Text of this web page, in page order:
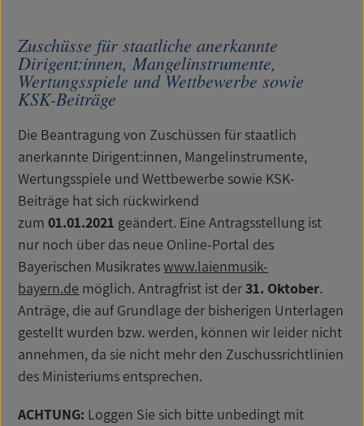
Zuschüsse für staatliche anerkannte
Dirigent:innen, Mangelinstrumente,
Wertungsspiele und Wettbewerbe sowie
KSK-Beiträge
Die Beantragung von Zuschüssen für staatlich
anerkannte Dirigent:innen, Mangelinstrumente,
Wertungsspiele und Wettbewerbe sowie KSK-
Beiträge hat sich rückwirkend
zum01.01.2021 geändert. Eine Antragsstellung ist
nur noch über das neue Online-Portal des
Bayerischen Musikrateswww.laienmusik-
bayern.de möglich. Antragfrist ist der31. Oktober.
Anträge, die auf Grundlage der bisherigen Unterlagen
gestellt wurden bzw. werden, können wir leider nicht
annehmen, da sie nicht mehr den Zuschussrichtlinien
des Ministeriums entsprechen.
ACHTUNG: Loggen Sie sich bitte unbedingt mit